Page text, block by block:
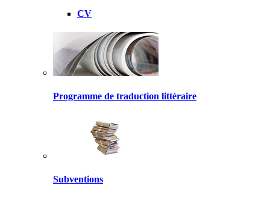
CV
Programme de traduction littéraire
Subventions